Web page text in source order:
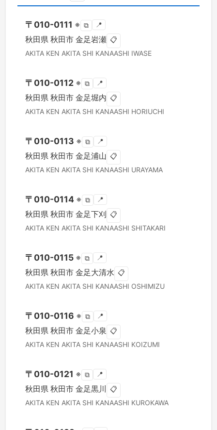
〒 010-0111 ※ ⧉ 📍
秋田県 秋田市 金足岩瀬 📋
AKITA KEN AKITA SHI KANAASHI IWASE
〒 010-0112 ※ ⧉ 📍
秋田県 秋田市 金足堀内 📋
AKITA KEN AKITA SHI KANAASHI HORIUCHI
〒 010-0113 ※ ⧉ 📍
秋田県 秋田市 金足浦山 📋
AKITA KEN AKITA SHI KANAASHI URAYAMA
〒 010-0114 ※ ⧉ 📍
秋田県 秋田市 金足下刈 📋
AKITA KEN AKITA SHI KANAASHI SHITAKARI
〒 010-0115 ※ ⧉ 📍
秋田県 秋田市 金足大清水 📋
AKITA KEN AKITA SHI KANAASHI OSHIMIZU
〒 010-0116 ※ ⧉ 📍
秋田県 秋田市 金足小泉 📋
AKITA KEN AKITA SHI KANAASHI KOIZUMI
〒 010-0121 ※ ⧉ 📍
秋田県 秋田市 金足黒川 📋
AKITA KEN AKITA SHI KANAASHI KUROKAWA